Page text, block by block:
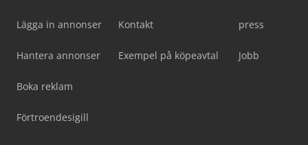
Lägga in annonser
Hantera annonser
Boka reklam
Förtroendesigill
Kontakt
Exempel på köpeavtal
press
Jobb